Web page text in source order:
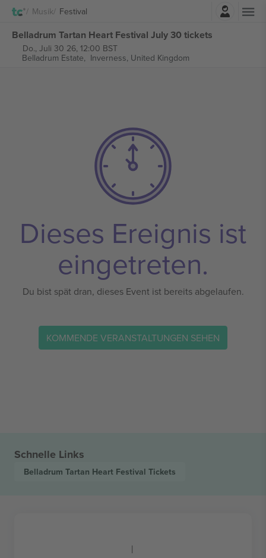
Musik Festival
Belladrum Tartan Heart Festival July 30 tickets
Do., Juli 30 26, 12:00 BST
Belladrum Estate, Inverness, United Kingdom
Dieses Ereignis ist
eingetreten.
Du bist spät dran, dieses Event ist bereits abgelaufen.
KOMMENDE VERANSTALTUNGEN SEHEN
Schnelle Links
Belladrum Tartan Heart Festival Tickets